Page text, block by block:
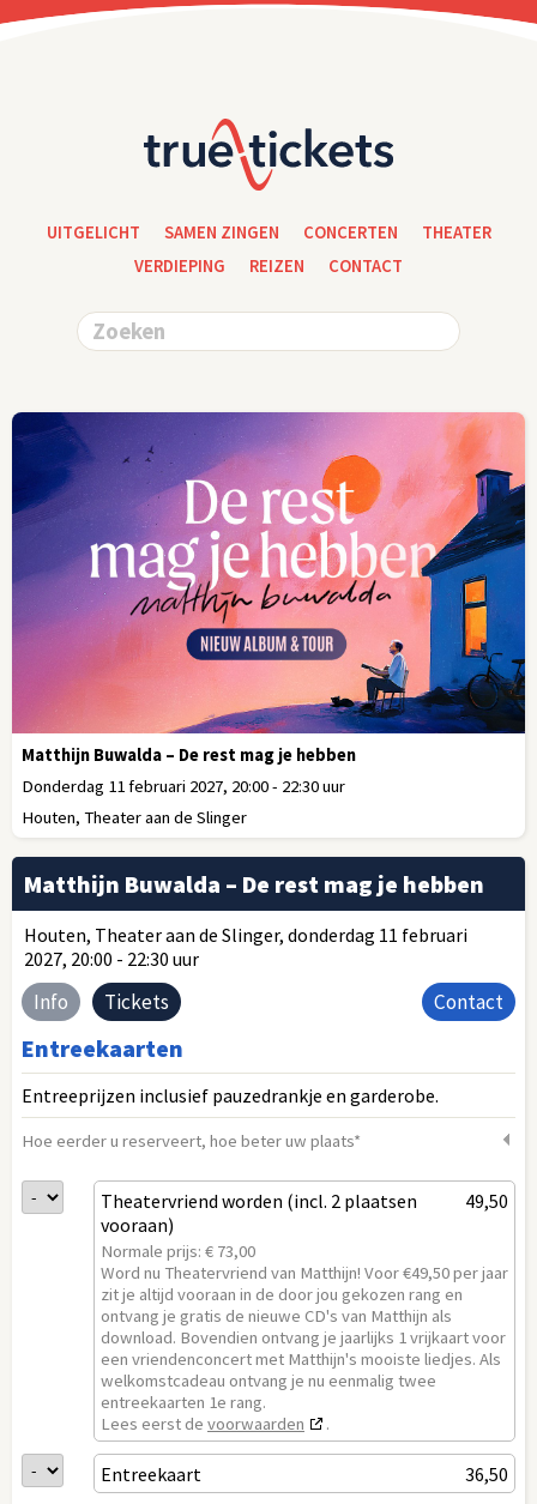
UITGELICHT SAMEN ZINGEN CONCERTEN
THEATER
VERDIEPING
REIZEN CONTACT
Matthijn Buwalda – De rest mag je hebben
Donderdag 11 februari 2027, 20:00 - 22:30 uur
Houten, Theater aan de Slinger
Matthijn Buwalda – De rest mag je hebben
Houten, Theater aan de Slinger, donderdag 11 februari
2027, 20:00 - 22:30 uur
Info Tickets Contact
Entreekaarten
Entreeprijzen inclusief pauzedrankje en garderobe.
Hoe eerder u reserveert, hoe beter uw plaats*
49,50
Theatervriend worden (incl. 2 plaatsen
vooraan)
Normale prijs: € 73,00
Word nu Theatervriend van Matthijn! Voor €49,50 per jaar
zit je altijd vooraan in de door jou gekozen rang en
ontvang je gratis de nieuwe CD's van Matthijn als
download. Bovendien ontvang je jaarlijks 1 vrijkaart voor
een vriendenconcert met Matthijn's mooiste liedjes. Als
welkomstcadeau ontvang je nu eenmalig twee
entreekaarten 1e rang.
Lees eerst de voorwaarden .
36,50
Entreekaart